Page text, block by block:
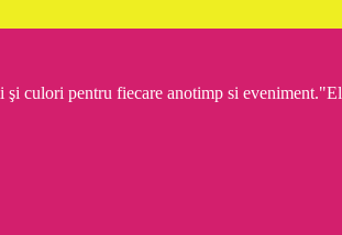
culori pentru fiecare anotimp si